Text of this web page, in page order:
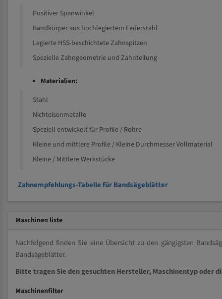
Positiver Spanwinkel
Bandkörper aus hochlegiertem Federstahl
Legierte HSS-beschichtete Zahnspitzen
Spezielle Zahngeometrie und Zahnteilung
Materialien:
Stahl
Nichteisenmetalle
Speziell entwickelt für Profile / Rohre
Kleine und mittlere Profile / Kleine Durchmesser Vollmaterial
Kleine / Mittlere Werkstücke
Zahnempfehlungs-Tabelle für Bandsägeblätter
Maschinen liste
Nachfolgend finden Sie eine Übersicht zu den gängigsten
Bandsägeblätter.
Bitte tragen Sie den gesuchten Hersteller, Maschinentyp oder
Maschinenfilter